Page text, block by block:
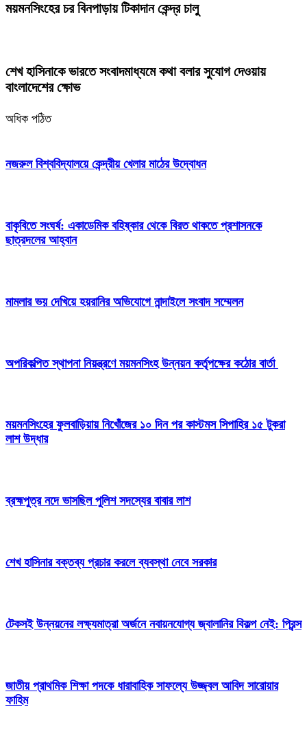
ময়মনসিংহের চর বিনপাড়ায় টিকাদান কেন্দ্র চালু
শেখ হাসিনাকে ভারতে সংবাদমাধ্যমে কথা বলার সুযোগ দেওয়ায়
বাংলাদেশের ক্ষোভ
অধিক পঠিত
নজরুল বিশ্ববিদ্যালয়ে কেন্দ্রীয় খেলার মাঠের উদ্বোধন
বাকৃবিতে সংঘর্ষ: একাডেমিক বহিষ্কার থেকে বিরত থাকতে প্রশাসনকে
ছাত্রদলের আহ্বান
মামলার ভয় দেখিয়ে হয়রানির অভিযোগে নান্দাইলে সংবাদ সম্মেলন
অপরিকল্পিত স্থাপনা নিয়ন্ত্রণে ময়মনসিংহ উন্নয়ন কর্তৃপক্ষের কঠোর বার্তা
ময়মনসিংহের ফুলবাড়িয়ায় নিখোঁজের ১০ দিন পর কাস্টমস সিপাহির ১৫ টুকরা
লাশ উদ্ধার
ব্রহ্মপুত্র নদে ভাসছিল পুলিশ সদস্যের বাবার লাশ
শেখ হাসিনার বক্তব্য প্রচার করলে ব্যবস্থা নেবে সরকার
টেকসই উন্নয়নের লক্ষ্যমাত্রা অর্জনে নবায়নযোগ্য জ্বালানির বিকল্প নেই: প্রিন্স
জাতীয় প্রাথমিক শিক্ষা পদকে ধারাবাহিক সাফল্যে উজ্জ্বল আবিদ সারোয়ার
ফাহিম